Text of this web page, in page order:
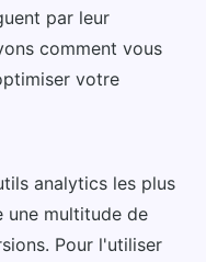
par leur
comment vous
votre
analytics les plus
une multitude de
Pour l'utiliser